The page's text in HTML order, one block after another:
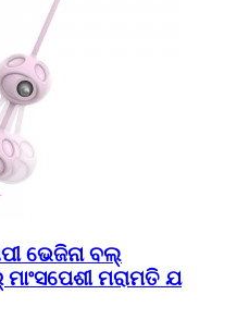
ଭେଜିନା ବଲ୍
ମରାମତି ଯ